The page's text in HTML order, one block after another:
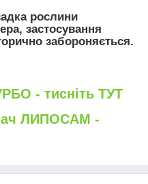
рослини
застосування
забороняється.
- тисніть ТУТ
ЛИПОСАМ -